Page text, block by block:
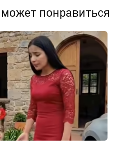
понравиться